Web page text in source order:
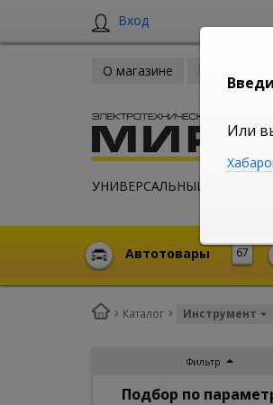
Вход
О магазине
УНИВЕРСАЛЬНЫЙ
67
Автотовары
Каталог Инструмент
Фильтр
Подбор по
Или